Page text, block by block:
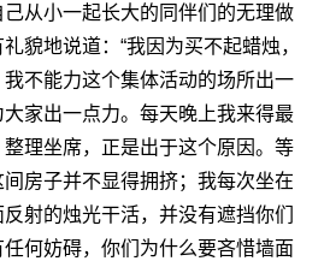
小一起长大的同伴们的无理做
貌地说道：“我因为买不起蜡烛，
不能力这个集体活动的场所出一
家出一点力。每天晚上我来得最
理坐席，正是出于这个原因。等
房子并不显得拥挤；我每次坐在
射的烛光干活，并没有遮挡你们
何妨碍，你们为什么要吝惜墙面